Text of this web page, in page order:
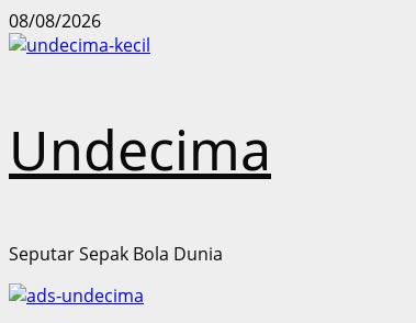
Skip
to
08/08/2026
Undecima
Seputar Sepak Bola Dunia